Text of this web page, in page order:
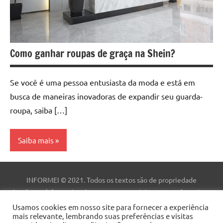
Como ganhar roupas de graça na Shein?
Se você é uma pessoa entusiasta da moda e está em
busca de maneiras inovadoras de expandir seu guarda-
roupa, saiba […]
Saiba mais
Dicas
Finanças
INFORMEI © 2021. Todos os textos são de propriedade
intelectual deste site. As marcas comerciais, nomes e logotipos
são de propriedade de suas respectivas empresas. Este site não
faz parte do site do Facebook ou do Facebook, Inc. Este site não é
Usamos cookies em nosso site para fornecer a experiência
mais relevante, lembrando suas preferências e visitas